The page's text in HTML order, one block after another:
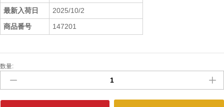
最新入荷日
2025/10/2
商品番号
147201
中
ﾚ
ｺ
数量: